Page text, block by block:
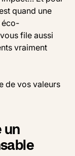
quand une
éco-
file aussi
vraiment
de vos valeurs
un